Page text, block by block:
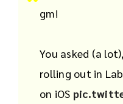
gm!
You asked (a
rolling out in
on iOS